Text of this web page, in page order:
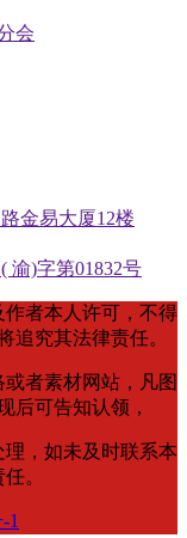
会
金易大厦12楼
渝)字第01832号
者本人许可，不得
追究其法律责任。
者素材网站，凡图
后可告知认领，
，如未及时联系本
。
1